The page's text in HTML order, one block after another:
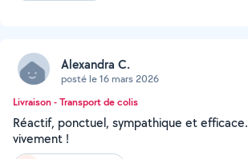
Alexandra C.
posté le 16 mars 2026
Livraison - Transport de colis
Réactif, ponctuel, sympathique et
vivement !